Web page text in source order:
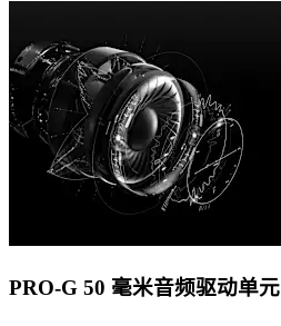
PRO-G 50 毫米音频驱动单元